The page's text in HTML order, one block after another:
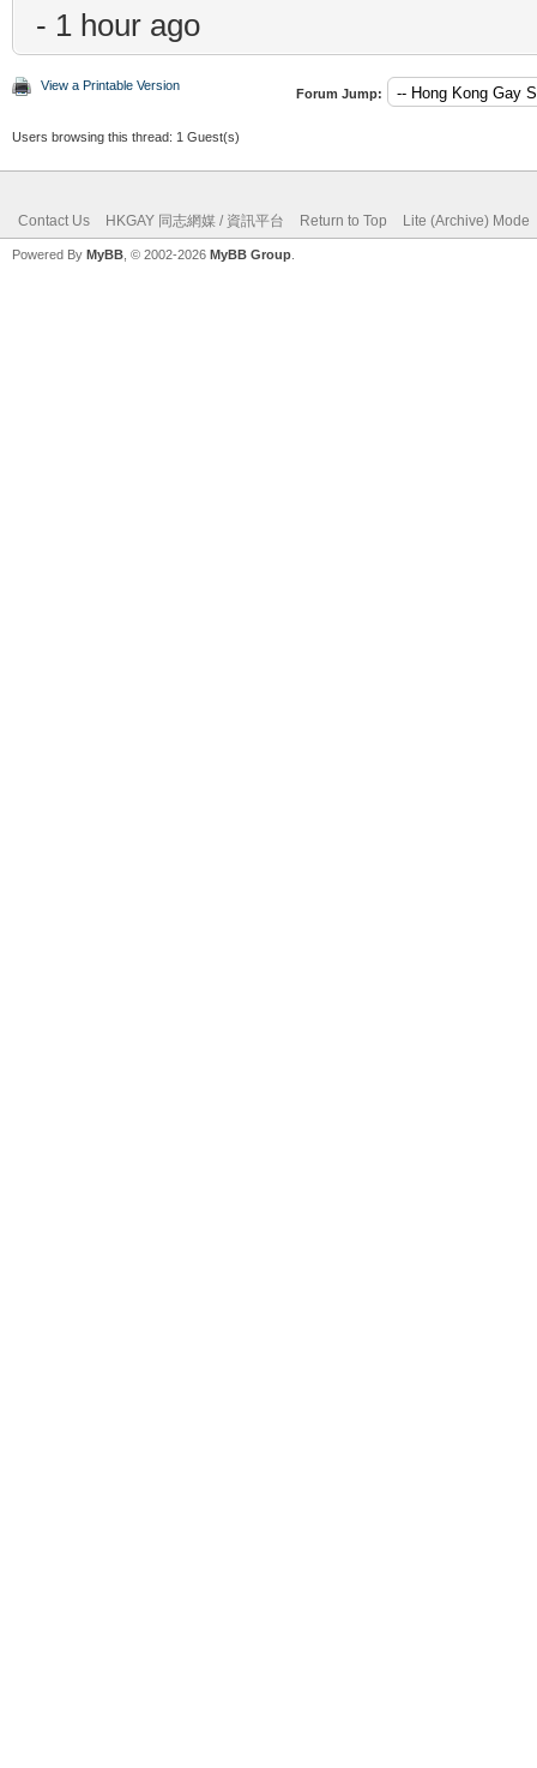
- 1 hour ago
View a Printable Version
Forum Jump:
Users browsing this thread: 1 Guest(s)
Contact Us HKGAY 同志網媒 / 資訊平台 Return to Top Lite (Archive) Mode
Powered By MyBB , © 2002-2026 MyBB Group